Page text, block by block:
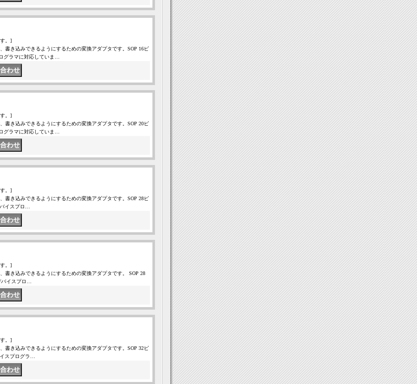
。]
書き込みできるようにするための変換アダプタです。SOP 16ピ
グラマに対応していま…
。]
書き込みできるようにするための変換アダプタです。SOP 20ピ
グラマに対応していま…
。]
書き込みできるようにするための変換アダプタです。SOP 28ピ
イスプロ…
。]
書き込みできるようにするための変換アダプタです。 SOP 28
バイスプロ…
。]
書き込みできるようにするための変換アダプタです。SOP 32ピ
スプログラ…